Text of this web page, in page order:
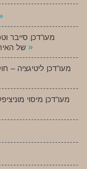
מעו”דכן סייבר
»
מעו”דכן ליטיגציה –
מעו”דכן מיסוי